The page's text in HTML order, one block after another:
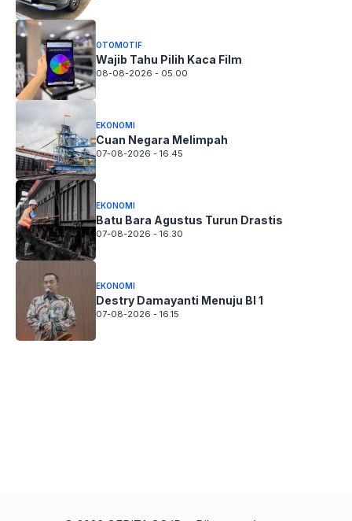
OTOMOTIF
Wajib Tahu Pilih Kaca Film
08-08-2026 - 05.00
EKONOMI
Cuan Negara Melimpah
07-08-2026 - 16.45
EKONOMI
Batu Bara Agustus Turun Drastis
07-08-2026 - 16.30
EKONOMI
Destry Damayanti Menuju BI 1
07-08-2026 - 16.15